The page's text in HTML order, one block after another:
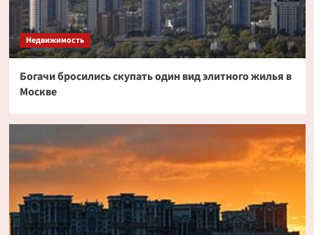
Недвижимость
Богачи бросились скупать один вид элитного жилья в
Москве